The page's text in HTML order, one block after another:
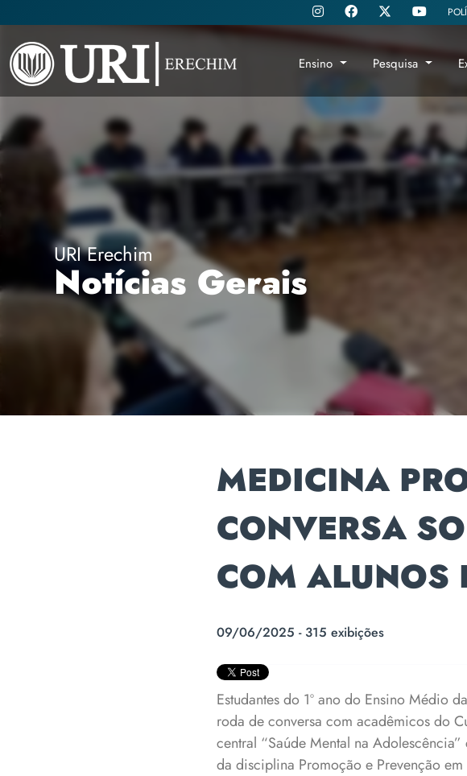
Ensino Pesquisa
URI Erechim
Notícias Gerais
MEDICINA
CONVERSA
COM ALUNOS
09/06/2025 - 315 exibições
Estudantes do 1º ano do Ensino Médio
roda de conversa com acadêmicos do
central “Saúde Mental na
da disciplina Promoção e Prevenção em